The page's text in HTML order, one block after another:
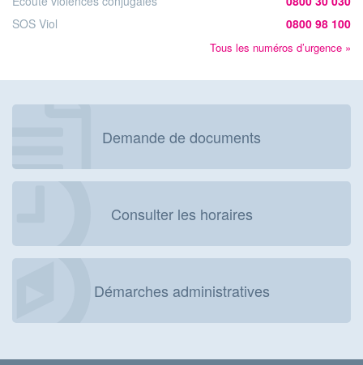
SOS Viol
0800 98 100
Tous les numéros d’urgence »
Demande de documents
Consulter les horaires
Démarches administratives